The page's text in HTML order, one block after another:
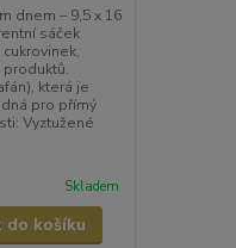
dnem – 9,5 x 16
sáček
produktů.
která je
pro přímý
Vyztužené
Skladem
do košíku